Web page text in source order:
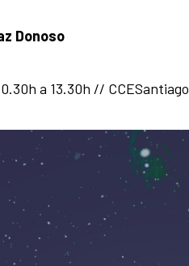
Donoso
a 13.30h // CCESantiago